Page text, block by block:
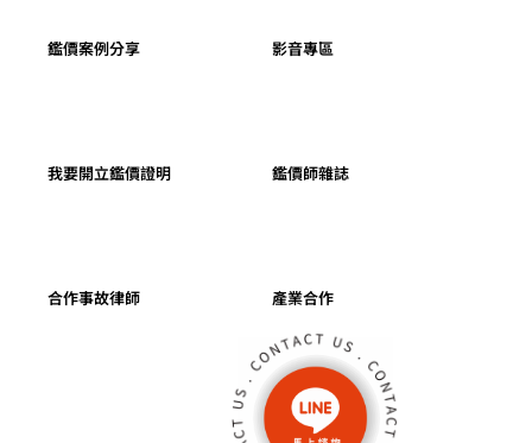
鑑價案例分享
我要開立鑑價證明
合作事故律師
影音專區
鑑價師雜誌
產業合作